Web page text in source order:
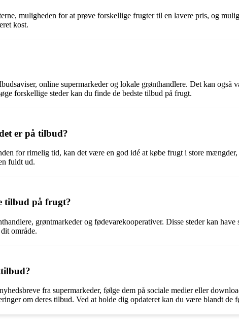
muligheden for at prøve forskellige frugter til en lavere pris, og
kost.
online supermarkeder og lokale grønthandlere. Det kan også
forskellige steder kan du finde de bedste tilbud på frugt.
er på tilbud?
for rimelig tid, kan det være en god idé at købe frugt i store mængder,
fuldt ud.
tilbud på frugt?
grøntmarkeder og fødevarekooperativer. Disse steder kan
område.
fra supermarkeder, følge dem på sociale medier eller
om deres tilbud. Ved at holde dig opdateret kan du være blandt